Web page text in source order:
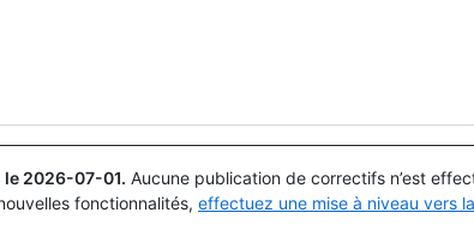
le 2026-07-01. Aucune publication de correctifs n’est
fonctionnalités, effectuez une mise à niveau vers